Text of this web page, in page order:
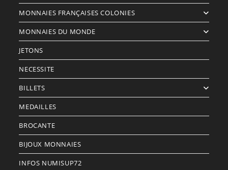
MONNAIES FRANÇAISES COLONIES
MONNAIES DU MONDE
JETONS
NECESSITE
BILLETS
MEDAILLES
BROCANTE
BIJOUX MONNAIES
INFOS NUMISUP72